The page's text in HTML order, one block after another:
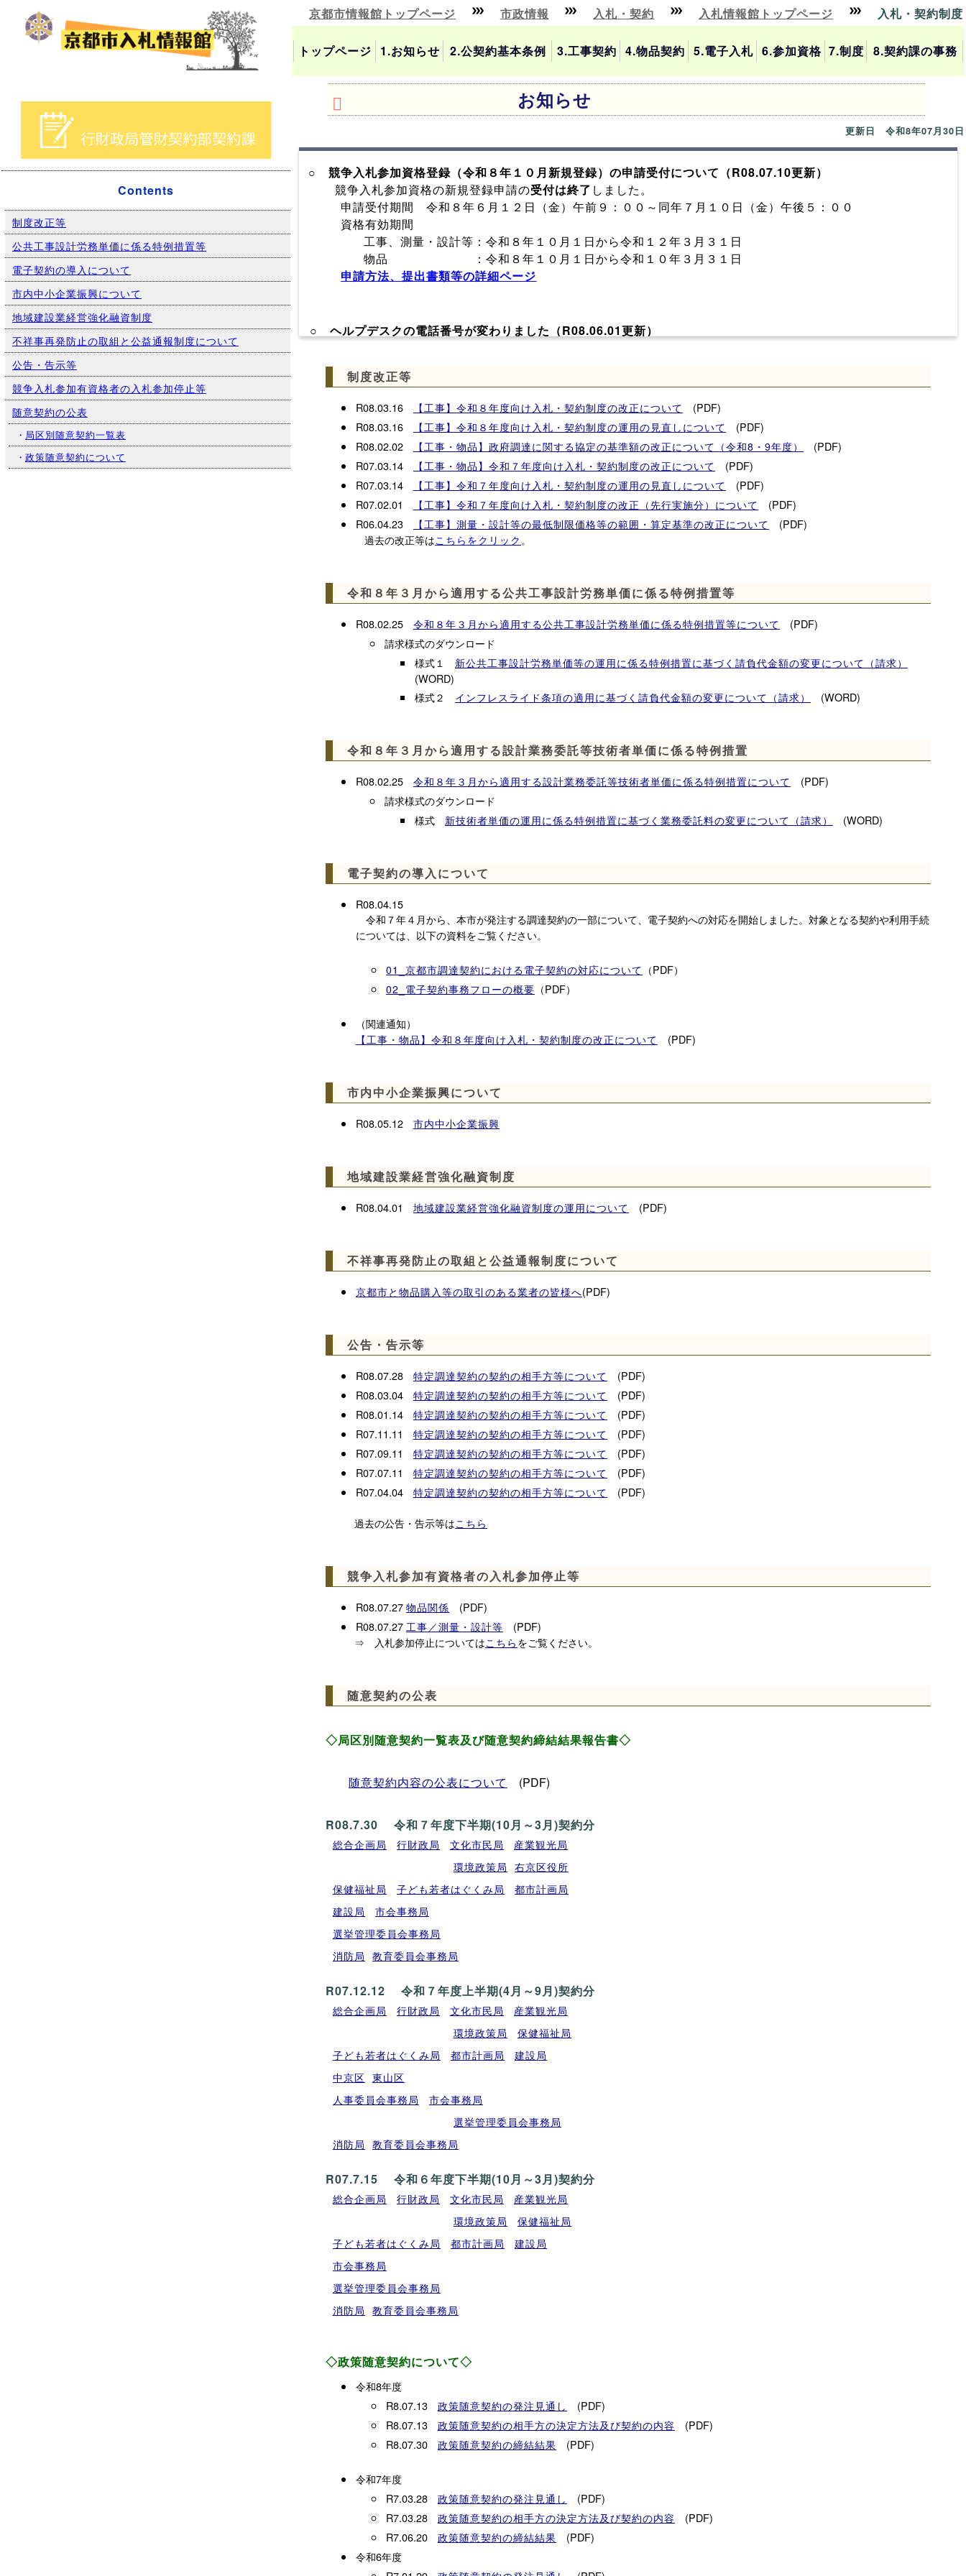
京都市情報館トップページ 市政情報 入札・契約 入札情報館トップページ 入札・契約制度
トップページ 1.お知らせ 2.公契約基本条例 3.工事契約 4.物品契約 5.電子入札 6.参加資格 7.制度 8.契約課の事務
Contents
制度改正等
公共工事設計労務単価に係る特例措置等
電子契約の導入について
市内中小企業振興について
地域建設業経営強化融資制度
不祥事再発防止の取組と公益通報制度について
公告・告示等
競争入札参加有資格者の入札参加停止等
随意契約の公表
・ 局区別随意契約一覧表
・ 政策随意契約について
お知らせ
更新日 令和8年07月30日
○ 競争入札参加資格登録（令和８年１０月新規登録）の申請受付について（R08.07.10更新）
競争入札参加資格の新規登録申請の受付は終了 しました。
申請受付期間 令和８年６月１２日（金）午前９：００～同年７月１０日（金）午後５：００
資格有効期間
工事、測量・設計等：令和８年１０月１日から令和１２年３月３１日
物品 ：令和８年１０月１日から令和１０年３月３１日
申請方法、提出書類等の詳細ページ
○ ヘルプデスクの電話番号が変わりました（R08.06.01更新）
新しい電話番号は、
※以前の電話番号（075-222-4885）は使用できません。
（転送されませんので、おかけ直しください。）
○ 競争入札参加資格登録（令和８年４月新規登録）の申請受付について（R08.03.27更新）
令和８年４月競争入札参加資格新規登録について、「審査結果通知書」を【３月27日（金）】に京都府・市町村
共同電子申請サービスで発行しました。
審査結果通知書の確認方法
競争入札参加資格の新規登録申請の
工事、測量・設計等：令和８年４月１日から令和１２年３月３１日
申請方法、提出書類等の詳細ページ
○ 競争入札参加資格登録【工事、測量・設計等】（令和８～１１年度）の申請手続（R08.03.27更新）
令和８年４月競争入札参加資格更新について、「審査結果通知書」を【３月27日（金）】に京都府・市町村共同
なお、主要な１０種目に登録のある市内中小企業向けの令和８年度等級格付等通知書は、３月27日（金）に封書
格付等通知書はお送りしません。）
競争入札参加資格（工事、測量設計等）の更新申請の受付は終了しました。
工事 ：令和８年４月１日～令和１２年３月３１日
申請方法、提出書類等の詳細ページ
京都市の「工事」及び「測量・設計等」の競争入札参加資格は令和８年３月３１日で有効期間が終了します。
※なお、令和７年１０月に「工事」「測量・設計等」に新規登録された方も更新の手続が必要です。
制度改正等
R08.03.16 【工事】令和８年度向け入札・契約制度の改正について
(PDF)
R08.03.16
【工事】令和８年度向け入札・契約制度の運用の見直しについて
(PDF)
R08.02.02
【工事・物品】政府調達に関する協定の基準額の改正について（令和8・9年度）
(PDF)
R07.03.14
【工事・物品】令和７年度向け入札・契約制度の改正について
(PDF)
R07.03.14
【工事】令和７年度向け入札・契約制度の運用の見直しについて
(PDF)
R07.02.01
【工事】令和７年度向け入札・契約制度の改正（先行実施分）について
(PDF)
R06.04.23
【工事】測量・設計等の最低制限価格等の範囲・算定基準の改正について
(PDF)
過去の改正等はこちらをクリック 。
令和８年３月から適用する公共工事設計労務単価に係る特例措置等
R08.02.25 令和８年３月から適用する公共工事設計労務単価に係る特例措置等について
(PDF)
請求様式のダウンロード
様式１ 新公共工事設計労務単価等の運用に係る特例措置に基づく請負代金額の変更について（請求）
(WORD)
様式２ インフレスライド条項の適用に基づく請負代金額の変更について（請求） (WORD)
令和８年３月から適用する設計業務委託等技術者単価に係る特例措置
R08.02.25 令和８年３月から適用する設計業務委託等技術者単価に係る特例措置について
(PDF)
請求様式のダウンロード
様式 新技術者単価の運用に係る特例措置に基づく業務委託料の変更について（請求） (WORD)
電子契約の導入について
R08.04.15
令和７年４月から、本市が発注する調達契約の一部について、電子契約への対応を開始しました。対象となる契約や利用手続
については、以下の資料をご覧ください。
01_京都市調達契約における電子契約の対応について （PDF）
02_電子契約事務フローの概要 （PDF）
（関連通知）
【工事・物品】令和８年度向け入札・契約制度の改正について (PDF)
市内中小企業振興について
R08.05.12 市内中小企業振興
地域建設業経営強化融資制度
R08.04.01 地域建設業経営強化融資制度の運用について (PDF)
不祥事再発防止の取組と公益通報制度について
京都市と物品購入等の取引のある業者の皆様へ(PDF)
公告・告示等
R08.07.28 特定調達契約の契約の相手方等について
(PDF)
R08.03.04 特定調達契約の契約の相手方等について
(PDF)
R08.01.14 特定調達契約の契約の相手方等について
(PDF)
R07.11.11 特定調達契約の契約の相手方等について
(PDF)
R07.09.11 特定調達契約の契約の相手方等について
(PDF)
R07.07.11 特定調達契約の契約の相手方等について
(PDF)
R07.04.04 特定調達契約の契約の相手方等について (PDF)
過去の公告・告示等はこちら
競争入札参加有資格者の入札参加停止等
R08.07.27 物品関係 (PDF)
R08.07.27 工事／測量・設計等 (PDF)
⇒ 入札参加停止についてはこちら をご覧ください。
随意契約の公表
◇局区別随意契約一覧表及び随意契約締結結果報告書◇
随意契約内容の公表について (PDF)
R08.7.30 令和７年度下半期(10月～3月)契約分
総合企画局 行財政局 文化市民局
産業観光局
環境政策局 右京区役所
保健福祉局
子ども若者はぐくみ局
都市計画局
建設局
市会事務局
選挙管理委員会事務局
消防局 教育委員会事務局
R07.12.12 令和７年度上半期(4月～9月)契約分
総合企画局 行財政局 文化市民局
産業観光局
環境政策局
保健福祉局
子ども若者はぐくみ局
都市計画局
建設局
中京区 東山区
人事委員会事務局
市会事務局
選挙管理委員会事務局
消防局 教育委員会事務局
R07.7.15 令和６年度下半期(10月～3月)契約分
総合企画局 行財政局 文化市民局
産業観光局
環境政策局
保健福祉局
子ども若者はぐくみ局
都市計画局
建設局
市会事務局
選挙管理委員会事務局
消防局 教育委員会事務局
◇政策随意契約について◇
令和8年度
R8.07.13 政策随意契約の発注見通し
(PDF)
R8.07.13 政策随意契約の相手方の決定方法及び契約の内容
(PDF)
R8.07.30 政策随意契約の締結結果 (PDF)
令和7年度
R7.03.28 政策随意契約の発注見通し
(PDF)
R7.03.28 政策随意契約の相手方の決定方法及び契約の内容
(PDF)
R7.06.20 政策随意契約の締結結果 (PDF)
令和6年度